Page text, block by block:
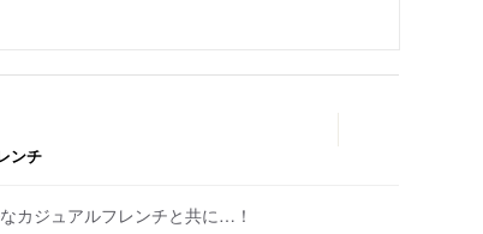
ンチ
カジュアルフレンチと共に…！